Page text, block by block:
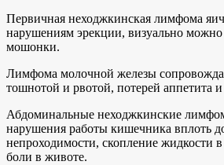
Первичная неходжкинская лимфома
нарушениям эрекции, визуально можно
мошонки.
Лимфома молочной железы
тошнотой и рвотой, потерей аппетита
Абдоминальные неходжкинские
нарушения работы кишечника вплоть
непроходимости, скопление жидкости
боли в животе.